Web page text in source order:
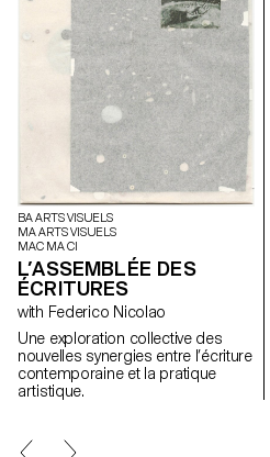
BA ARTS VISUELS
MA ARTS VISUELS
MAC MA CI
L’ASSEMBLÉE DES
ÉCRITURES
with Federico Nicolao
Une exploration collective des
nouvelles synergies entre l’écriture
contemporaine et la pratique
artistique.